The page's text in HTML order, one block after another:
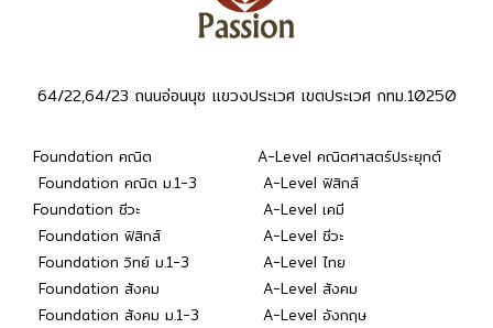
64/22,64/23 ถนนอ่อนนุช แขวงประเวศ เขตประเวศ กทม.10250
Foundation คณิต
Foundation คณิต ม.1-3
Foundation ชีวะ
Foundation ฟิสิกส์
Foundation วิทย์ ม.1-3
Foundation สังคม
Foundation สังคม ม.1-3
A-Level คณิตศาสตร์ประยุกต์
A-Level ฟิสิกส์
A-Level เคมี
A-Level ชีวะ
A-Level ไทย
A-Level สังคม
A-Level อังกฤษ